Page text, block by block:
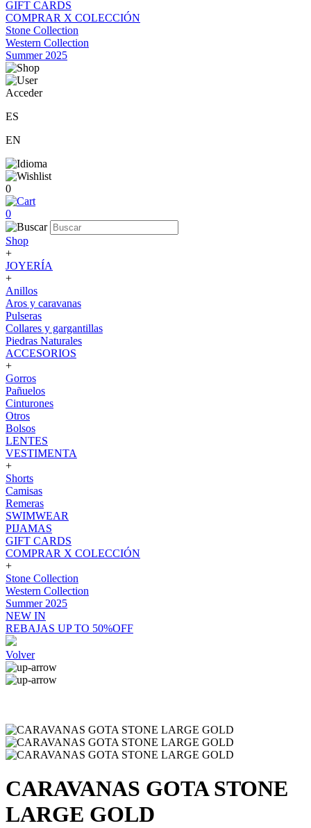
GIFT CARDS
COMPRAR X COLECCIÓN
Stone Collection
Western Collection
Summer 2025
Acceder
ES
EN
0
0
Shop
+
JOYERÍA
+
Anillos
Aros y caravanas
Pulseras
Collares y gargantillas
Piedras Naturales
ACCESORIOS
+
Gorros
Pañuelos
Cinturones
Otros
Bolsos
LENTES
VESTIMENTA
+
Shorts
Camisas
Remeras
SWIMWEAR
PIJAMAS
GIFT CARDS
COMPRAR X COLECCIÓN
+
Stone Collection
Western Collection
Summer 2025
NEW IN
REBAJAS UP TO 50%OFF
Volver
CARAVANAS GOTA STONE
LARGE GOLD